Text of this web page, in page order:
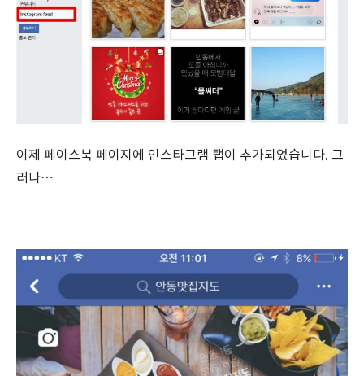
이제 페이스북 페이지에 인스타그램 탭이 추가되었습니다. 그
러나…